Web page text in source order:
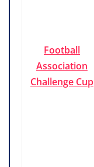
Football
Association
Challenge Cup